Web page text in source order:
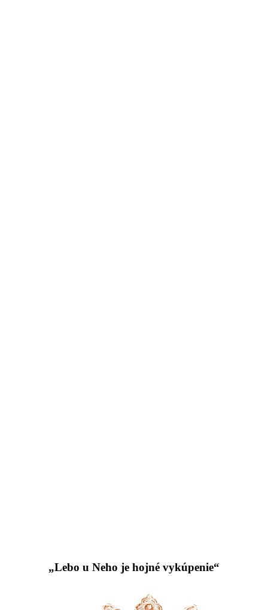
„Lebo u Neho je hojné vykúpenie“